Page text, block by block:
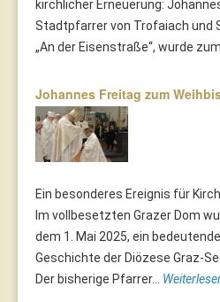
kirchlicher Erneuerung:
Stadtpfarrer von Trofaiach und
„An der Eisenstraße“, wurde
Johannes Freitag zum
Ein besonderes Ereignis für
Im vollbesetzten Grazer Dom
dem 1. Mai 2025, ein
Geschichte der Diözese Graz-
Der bisherige Pfarrer...